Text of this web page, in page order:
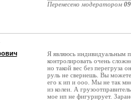
Перенесено модератором
Я являюсь индивидуальным
контролировать очень
но такой вес без перегруза
руль не свернешь. Вы можете
его к ип и ооо. Мы не так
из колеи. А
мое ип не фигурирует.